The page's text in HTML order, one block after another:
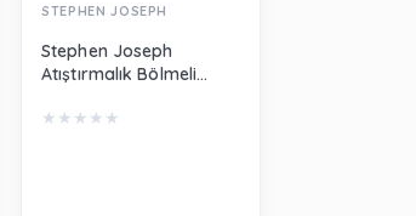
STEPHEN JOSEPH
Stephen Joseph
Atıştırmalık Bölmeli
Balığı SJ115380A
★ ★ ★ ★ ★